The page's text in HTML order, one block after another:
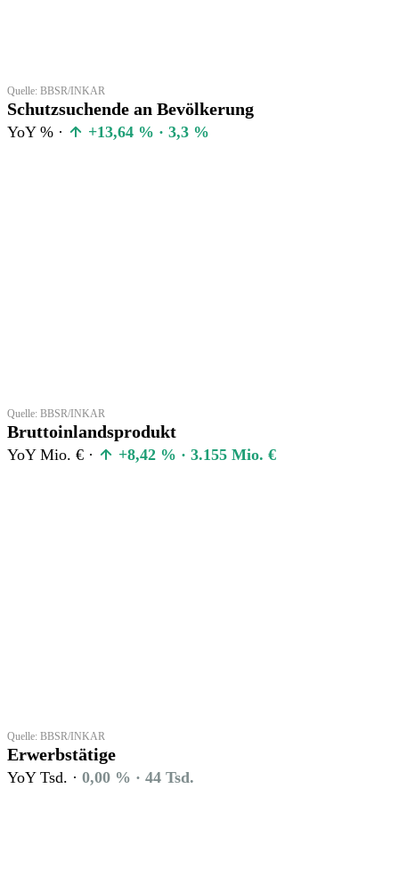
Quelle: BBSR/INKAR
Schutzsuchende an Bevölkerung
YoY % · +13,64 % · 3,3 %
Quelle: BBSR/INKAR
Bruttoinlandsprodukt
YoY Mio. € · +8,42 % · 3.155 Mio. €
Quelle: BBSR/INKAR
Erwerbstätige
YoY Tsd. · 0,00 % · 44 Tsd.